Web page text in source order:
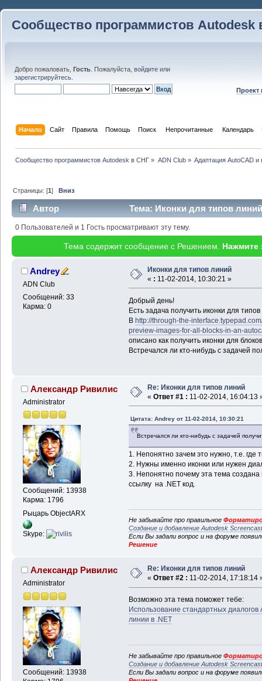
Сообщество программистов Autodesk
Добро пожаловать, Гость . Пожалуйста, войдите или
зарегистрируйтесь
Проект
Начало Сайт Правила Помощь Поиск Непрочитанные Календарь
Сообщество программистов Autodesk в СНГ » ADN Club» Адаптация AutoCAD и
Страницы: [1]Вниз
Автор Тема: Иконки для типов
0 Пользователей и 1 Гость просматривают эту тему.
Тема содержит сообщение с Решением. Нажмите
Andrey
ADN Club
Сообщений: 33
Карма: 0
Иконки для типов линий
« : 11-02-2014, 10:30:21 »
Добрый день!
Есть задача получить иконки для
В http://through-the-
preview-images-for-all-blocks-in-an-
описано как получить иконки для
Встречался ли кто-нибудь с задачей
Александр Ривилис
Administrator
Сообщений: 13938
Карма: 1796
Рыцарь ObjectARX
Skype:
Re: Иконки для типов линий
« Ответ #1 : 11-02-2014, 16:04:13
Цитата: Andrey от 11-02-2014, 10:30:21
Встречался ли кто-нибудь с задачей
1. Непонятно зачем это нужно, т.е. где
2. Нужны именно иконки или нужен
3. Непонятно почему эта тема
ссылку на .NET код.
Не забывайте про правильное
Создание и добавление Autodesk
Если Вы задали вопрос и на форуме
Решение
Александр Ривилис
Administrator
Сообщений: 13938
Re: Иконки для типов линий
« Ответ #2 : 11-02-2014, 17:18:14
Возможно эта тема поможет тебе:
Использование стандартных
линии в .NET
Не забывайте про правильное
Создание и добавление Autodesk
Если Вы задали вопрос и на форуме